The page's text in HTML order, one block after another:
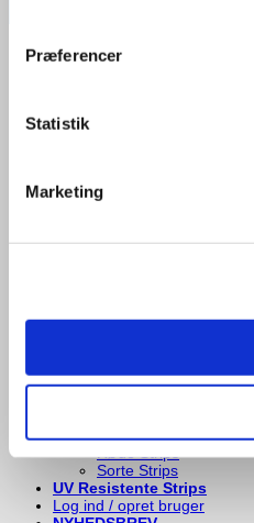
Præferencer
Statistik
Marketing
Products search
Strips til plakater
Farvede Strips
Blå Strips
Grønnne Strips
Neon Orange Strips
Pinke Strips
Sorte Strips
UV Resistente Strips
Log ind / opret bruger